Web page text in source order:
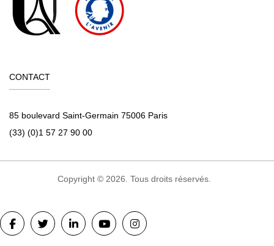
CONTACT
85 boulevard Saint-Germain 75006 Paris
(33) (0)1 57 27 90 00
Copyright © 2026. Tous droits réservés.